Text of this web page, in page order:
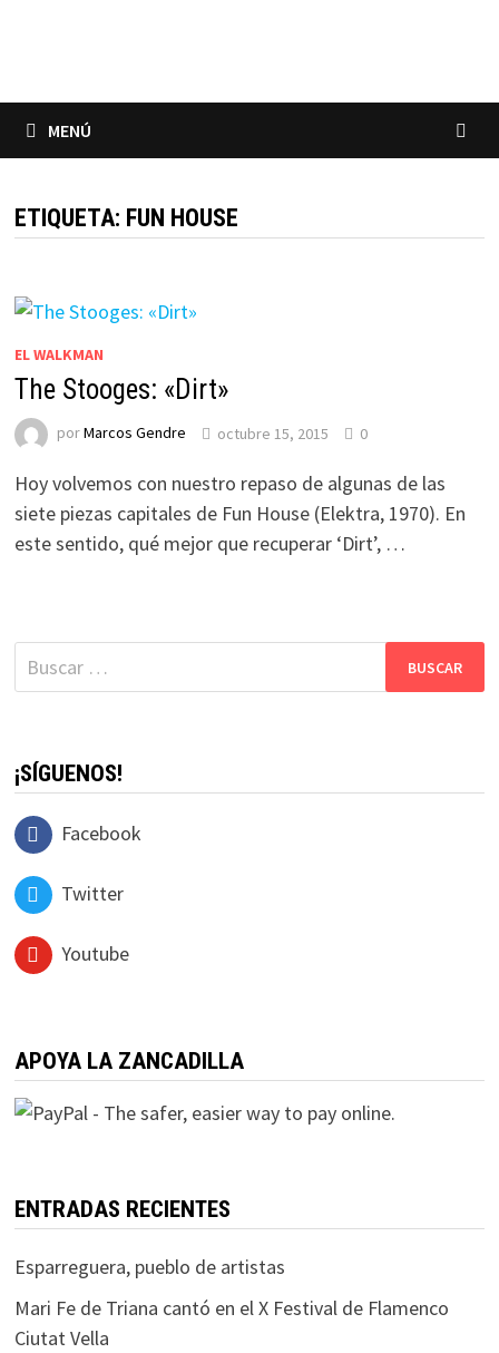
MENÚ
ETIQUETA: FUN HOUSE
EL WALKMAN
The Stooges: «Dirt»
porMarcos Gendre octubre 15, 2015 0
Hoy volvemos con nuestro repaso de algunas de las
siete piezas capitales de Fun House (Elektra, 1970). En
este sentido, qué mejor que recuperar ‘Dirt’, …
Buscar:
¡SÍGUENOS!
Facebook
Twitter
Youtube
APOYA LA ZANCADILLA
ENTRADAS RECIENTES
Esparreguera, pueblo de artistas
Mari Fe de Triana cantó en el X Festival de Flamenco
Ciutat Vella